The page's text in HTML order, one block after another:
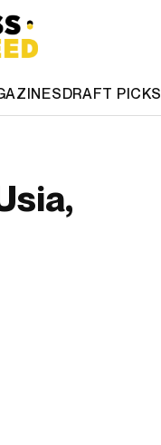
DRAFT PICKS